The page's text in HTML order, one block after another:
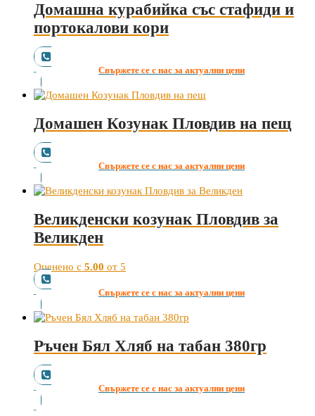
Домашна курабийка със стафиди и
портокалови кори
Свържете се с нас за актуални цени
Домашен Козунак Пловдив на пещ
Свържете се с нас за актуални цени
Великденски козунак Пловдив за
Великден
Оценено с 5.00 от 5
Свържете се с нас за актуални цени
Ръчен Бял Хляб на табан 380гр
Свържете се с нас за актуални цени